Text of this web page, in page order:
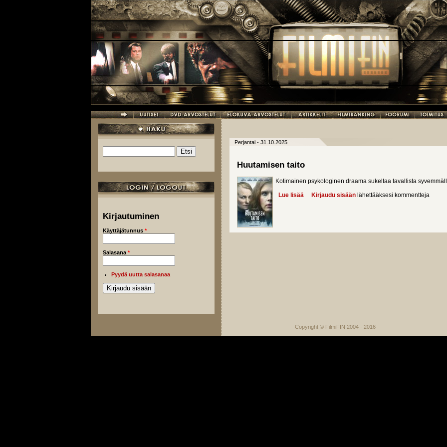
Hakulomake
Kirjautuminen
Käyttäjätunnus *
Salasana *
Pyydä uutta salasanaa
Perjantai - 31.10.2025
Huutamisen taito
Kotimainen psykologinen draama sukeltaa tavallista
Lue lisää about Huutamisen taito
Kirjaudu sisään lähettääksesi kommentteja
Copyright © FilmiFIN 2004 - 2016